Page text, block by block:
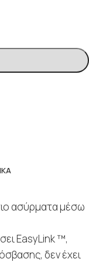
ασύρματα μέσω
EasyLink ™,
δεν έχει